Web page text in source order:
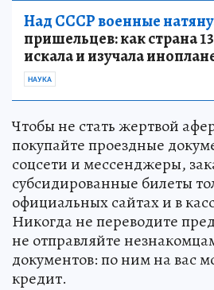
Над СССР военные
пришельцев: как страна
искала и изучала
НАУКА
Чтобы не стать жертвой
покупайте проездные
соцсети и мессенджеры,
субсидированные билеты
официальных сайтах и в
Никогда не переводите
не отправляйте
документов: по ним на вас
кредит.